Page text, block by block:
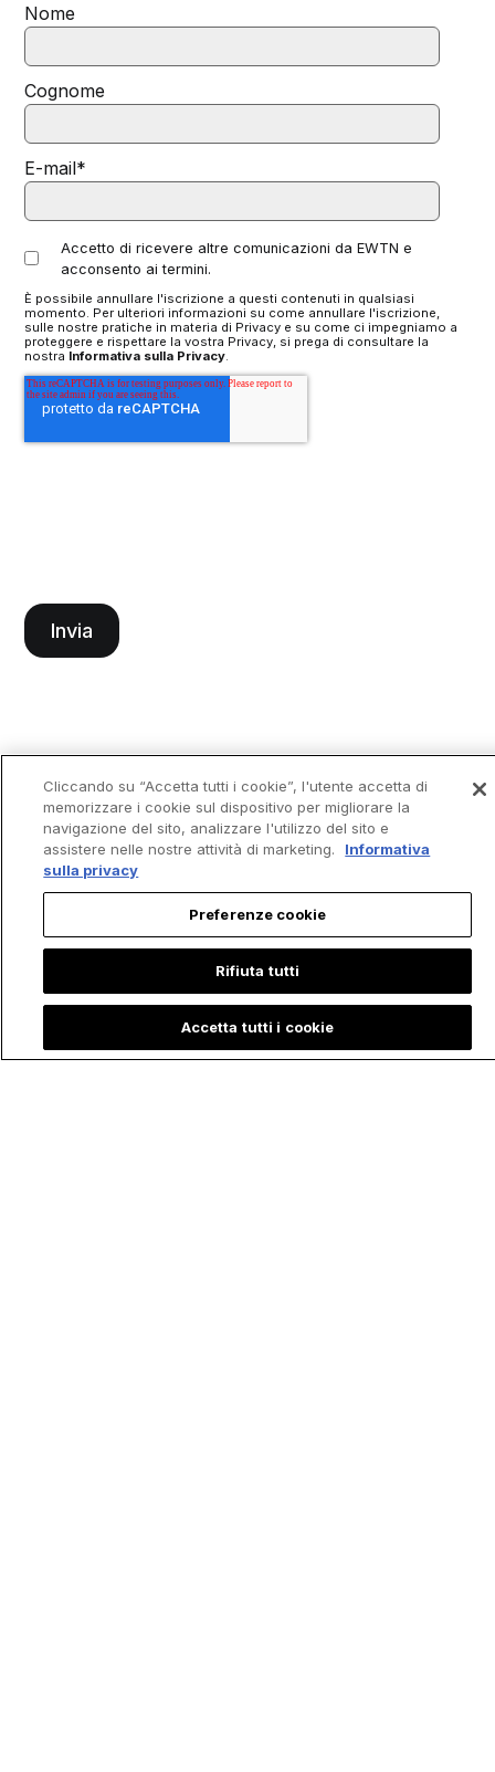
Nome
Cognome
E-mail*
Accetto di ricevere altre comunicazioni da EWTN e
acconsento ai termini.
È possibile annullare l'iscrizione a questi contenuti in qualsiasi
momento. Per ulteriori informazioni su come annullare l'iscrizione,
sulle nostre pratiche in materia di Privacy e su come ci impegniamo a
proteggere e rispettare la vostra Privacy, si prega di consultare la
nostra Informativa sulla Privacy.
Cliccando su “Accetta tutti i cookie”, l'utente accetta di
memorizzare i cookie sul dispositivo per migliorare la
navigazione del sito, analizzare l'utilizzo del sito e
assistere nelle nostre attività di marketing.
Informativa
sulla privacy
Preferenze cookie
Rifiuta tutti
Accetta tutti i cookie